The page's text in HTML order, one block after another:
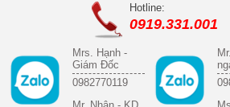
Hotline:
0919.331.001
Mrs. Hạnh -
Giám Đốc
0982770119